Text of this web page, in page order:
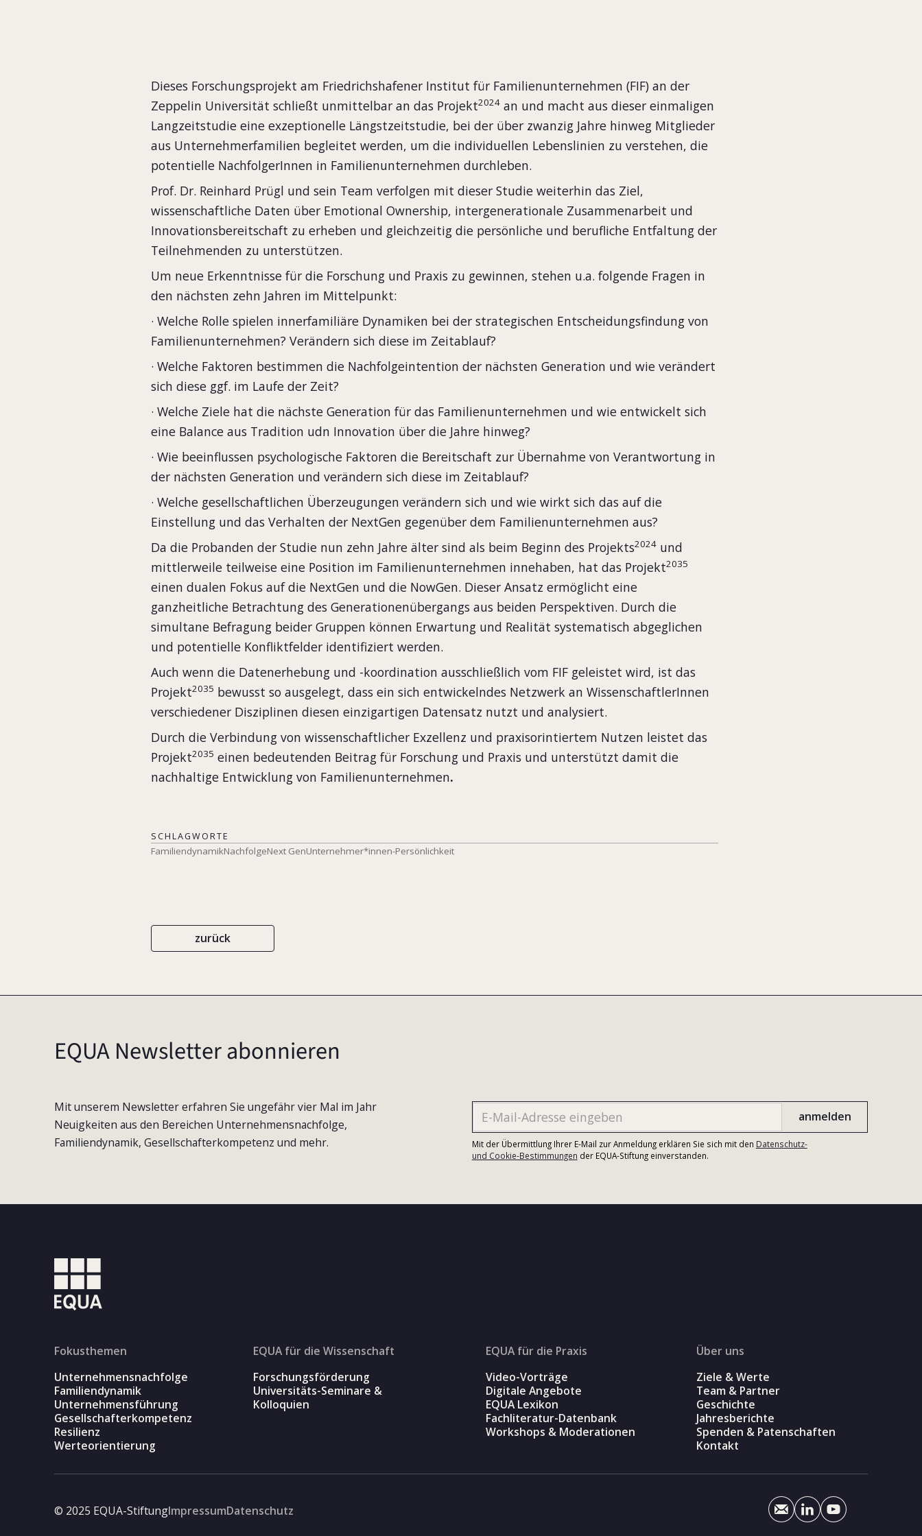
Dieses Forschungsprojekt am Friedrichshafener Institut für Familienunternehmen (FIF) an der
Zeppelin Universität schließt unmittelbar an das Projekt2024 an und macht aus dieser einmaligen
Langzeitstudie eine exzeptionelle Längstzeitstudie, bei der über zwanzig Jahre hinweg Mitglieder
aus Unternehmerfamilien begleitet werden, um die individuellen Lebenslinien zu verstehen, die
potentielle NachfolgerInnen in Familienunternehmen durchleben.
Prof. Dr. Reinhard Prügl und sein Team verfolgen mit dieser Studie weiterhin das Ziel,
wissenschaftliche Daten über Emotional Ownership, intergenerationale Zusammenarbeit und
Innovationsbereitschaft zu erheben und gleichzeitig die persönliche und berufliche Entfaltung der
Teilnehmenden zu unterstützen.
Um neue Erkenntnisse für die Forschung und Praxis zu gewinnen, stehen u.a. folgende Fragen in
den nächsten zehn Jahren im Mittelpunkt:
· Welche Rolle spielen innerfamiliäre Dynamiken bei der strategischen Entscheidungsfindung von
Familienunternehmen? Verändern sich diese im Zeitablauf?
· Welche Faktoren bestimmen die Nachfolgeintention der nächsten Generation und wie verändert
sich diese ggf. im Laufe der Zeit?
· Welche Ziele hat die nächste Generation für das Familienunternehmen und wie entwickelt sich
eine Balance aus Tradition udn Innovation über die Jahre hinweg?
· Wie beeinflussen psychologische Faktoren die Bereitschaft zur Übernahme von Verantwortung in
der nächsten Generation und verändern sich diese im Zeitablauf?
· Welche gesellschaftlichen Überzeugungen verändern sich und wie wirkt sich das auf die
Einstellung und das Verhalten der NextGen gegenüber dem Familienunternehmen aus?
Da die Probanden der Studie nun zehn Jahre älter sind als beim Beginn des Projekts2024 und
mittlerweile teilweise eine Position im Familienunternehmen innehaben, hat das Projekt2035
einen dualen Fokus auf die NextGen und die NowGen. Dieser Ansatz ermöglicht eine
ganzheitliche Betrachtung des Generationenübergangs aus beiden Perspektiven. Durch die
simultane Befragung beider Gruppen können Erwartung und Realität systematisch abgeglichen
und potentielle Konfliktfelder identifiziert werden.
Auch wenn die Datenerhebung und -koordination ausschließlich vom FIF geleistet wird, ist das
Projekt2035 bewusst so ausgelegt, dass ein sich entwickelndes Netzwerk an WissenschaftlerInnen
verschiedener Disziplinen diesen einzigartigen Datensatz nutzt und analysiert.
Durch die Verbindung von wissenschaftlicher Exzellenz und praxisorintiertem Nutzen leistet das
Projekt2035 einen bedeutenden Beitrag für Forschung und Praxis und unterstützt damit die
nachhaltige Entwicklung von Familienunternehmen.
SCHLAGWORTE
FamiliendynamikNachfolgeNext GenUnternehmer*innen-Persönlichkeit
zurück
EQUA Newsletter abonnieren
Mit unserem Newsletter erfahren Sie ungefähr vier Mal im Jahr
Neuigkeiten aus den Bereichen Unternehmensnachfolge,
Familiendynamik, Gesellschafterkompetenz und mehr.
Mit der Übermittlung Ihrer E-Mail zur Anmeldung erklären Sie sich mit den Datenschutz-
und Cookie-Bestimmungen der EQUA-Stiftung einverstanden.
Fokusthemen
Unternehmensnachfolge
Familiendynamik
Unternehmensführung
Gesellschafterkompetenz
Resilienz
Werteorientierung
EQUA für die Wissenschaft
Forschungsförderung
Universitäts-Seminare &
Kolloquien
EQUA für die Praxis
Video-Vorträge
Digitale Angebote
EQUA Lexikon
Fachliteratur-Datenbank
Workshops & Moderationen
Über uns
Ziele & Werte
Team & Partner
Geschichte
Jahresberichte
Spenden & Patenschaften
Kontakt
© 2025 EQUA-StiftungImpressumDatenschutz